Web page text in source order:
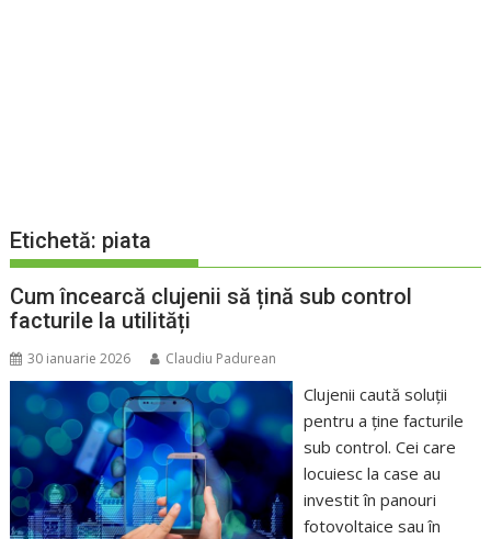
Etichetă: piata
Cum încearcă clujenii să țină sub control
facturile la utilități
30 ianuarie 2026 Claudiu Padurean
Clujenii caută soluții
pentru a ține facturile
sub control. Cei care
locuiesc la case au
investit în panouri
fotovoltaice sau în